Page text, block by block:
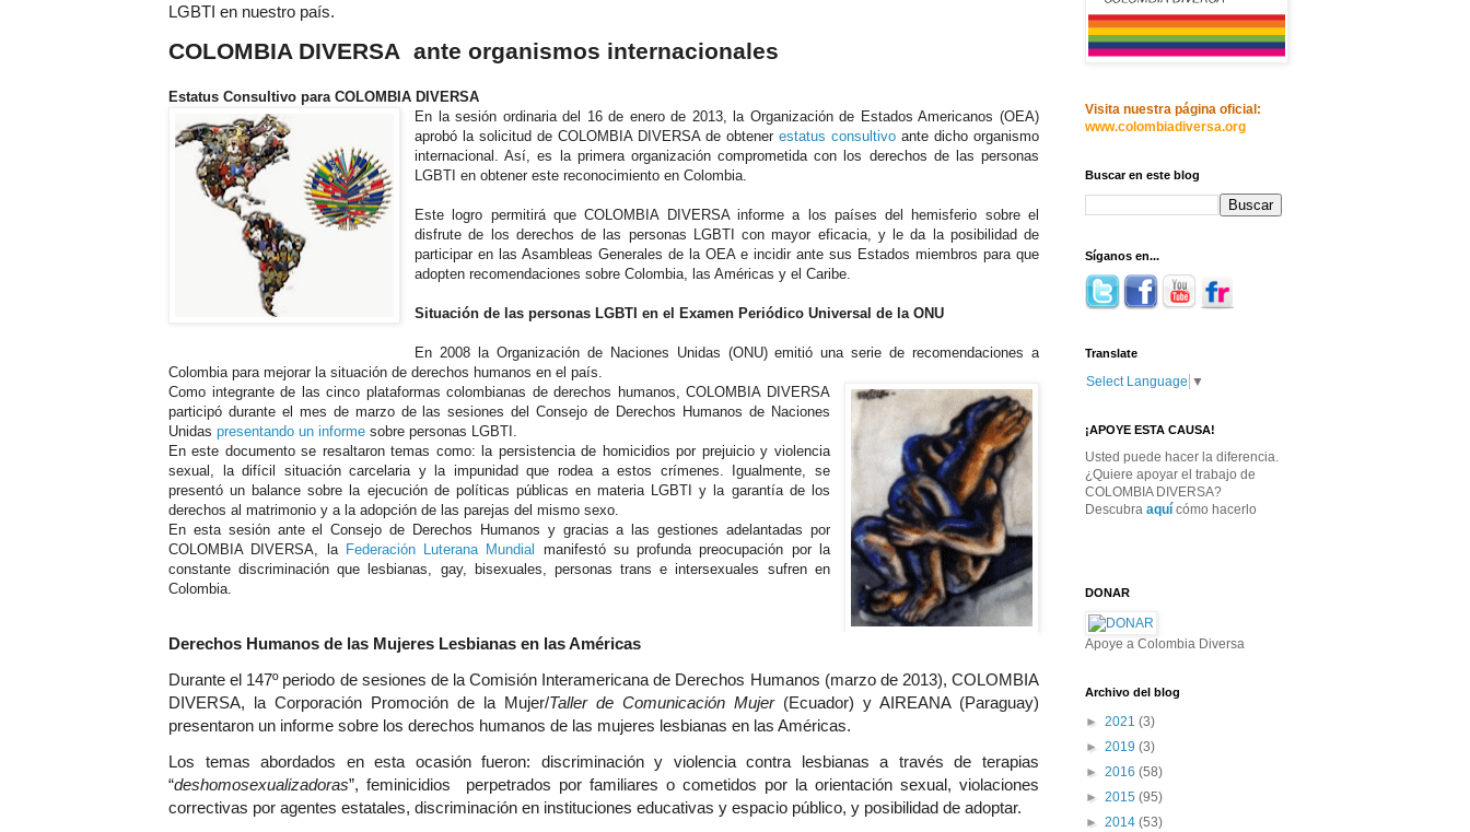
LGBTI en nuestro país.
COLOMBIA DIVERSA ante organismos internacionales
Estatus Consultivo para COLOMBIA DIVERSA
En la sesión ordinaria del 16 de enero de 2013, la Organización de Estados Americanos (OEA)
aprobó la solicitud de COLOMBIA DIVERSA de obtenerestatus consultivo ante dicho organismo
internacional. Así, es la primera organización comprometida con los derechos de las personas
LGBTI en obtener este reconocimiento en Colombia.
Este logro permitirá que COLOMBIA DIVERSA informe a los países del hemisferio sobre el
disfrute de los derechos de las personas LGBTI con mayor eficacia, y le da la posibilidad de
participar en las Asambleas Generales de la OEA e incidir ante sus Estados miembros para que
adopten recomendaciones sobre Colombia, las Américas y el Caribe.
Situación de las personas LGBTI en el Examen Periódico Universal de la ONU
En 2008 la Organización de Naciones Unidas (ONU) emitió una serie de recomendaciones a
Colombia para mejorar la situación de derechos humanos en el país.
Como integrante de las cinco plataformas colombianas de derechos humanos, COLOMBIA DIVERSA
participó durante el mes de marzo de las sesiones del Consejo de Derechos Humanos de Naciones
Unidas presentando un informe sobre personas LGBTI.
En este documento se resaltaron temas como: la persistencia de homicidios por prejuicio y violencia
sexual, la difícil situación carcelaria y la impunidad que rodea a estos crímenes. Igualmente, se
presentó un balance sobre la ejecución de políticas públicas en materia LGBTI y la garantía de los
derechos al matrimonio y a la adopción de las parejas del mismo sexo.
En esta sesión ante el Consejo de Derechos Humanos y gracias a las gestiones adelantadas por
COLOMBIA DIVERSA, la Federación Luterana Mundial
manifestó su profunda preocupación por la
constante discriminación que lesbianas, gay, bisexuales, personas trans e intersexuales sufren en
Colombia.
Derechos Humanos de las Mujeres Lesbianas en las Américas
Durante el 147º periodo de sesiones de la Comisión Interamericana de Derechos Humanos (marzo de 2013), COLOMBIA
DIVERSA, la Corporación Promoción de la Mujer/Taller de Comunicación Mujer (Ecuador) y AIREANA (Paraguay)
presentaron un informe sobre los derechos humanos de las mujeres lesbianas en las Américas.
Los temas abordados en esta ocasión fueron: discriminación y violencia contra lesbianas a través de terapias
“deshomosexualizadoras”, feminicidios perpetrados por familiares o cometidos por la orientación sexual, violaciones
correctivas por agentes estatales, discriminación en instituciones educativas y espacio público, y posibilidad de adoptar.
Visita nuestra página oficial:
www.colombiadiversa.org
Buscar en este blog
Síganos en...
Translate
Select Language ▼
¡APOYE ESTA CAUSA!
Usted puede hacer la diferencia.
¿Quiere apoyar el trabajo de
COLOMBIA DIVERSA?
Descubra aquí cómo hacerlo
DONAR
Apoye a Colombia Diversa
Archivo del blog
► 2021 (3)
► 2019 (3)
► 2016 (58)
► 2015 (95)
► 2014 (53)